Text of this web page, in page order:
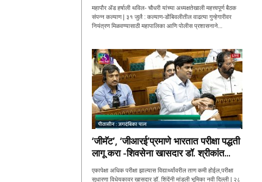
महापौर ॲड हर्षाली थविल- चौधरी यांच्या अध्यक्षतेखाली महत्त्वपूर्ण बैठक
संपन्न कल्याण | ३१ जुलै : कल्याण-डोंबिवलीतील वाढत्या गुन्हेगारीवर
नियंत्रण मिळवण्यासाठी महापालिका आणि पोलीस प्रशासनाने...
‘जीमॅट’, ‘जीआरई’प्रमाणे भारतात परीक्षा पद्धती
लागू करा -शिवसेना खासदार डॉ. श्रीकांत...
एकापेक्षा अधिक परीक्षा झाल्यास विद्यार्थ्यांवरील ताण कमी होईल,परीक्षा
सुधारणा विधेयकावर खासदार डॉ. शिंदेंनी मांडली भूमिका नवी दिल्ली | २८